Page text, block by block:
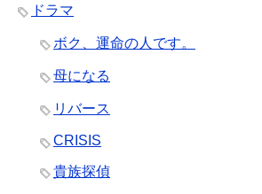
ドラマ
ボク、運命の人です。
母になる
リバース
CRISIS
貴族探偵